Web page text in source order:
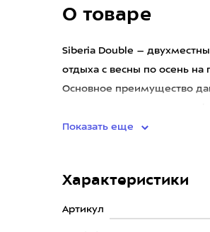
О товаре
Siberia Double –
отдыха с весны по осень на
Основное преимущество
Показать еще
Характеристики
Артикул